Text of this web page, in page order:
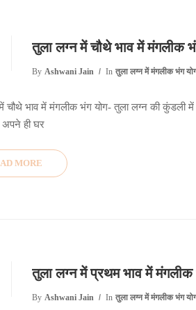
तुला लग्न में चौथे भाव में मंगलीक
By Ashwani Jain In तुला लग्न में मंगलीक भंग
चौथे भाव में मंगलीक भंग योग- तुला लग्न की कुंडली
अपने ही घर
MORE
तुला लग्न में प्रथम भाव में मंगलीक
By Ashwani Jain In तुला लग्न में मंगलीक भंग